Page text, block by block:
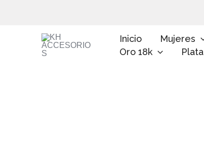
Inicio Mujeres
Oro 18k
Plata